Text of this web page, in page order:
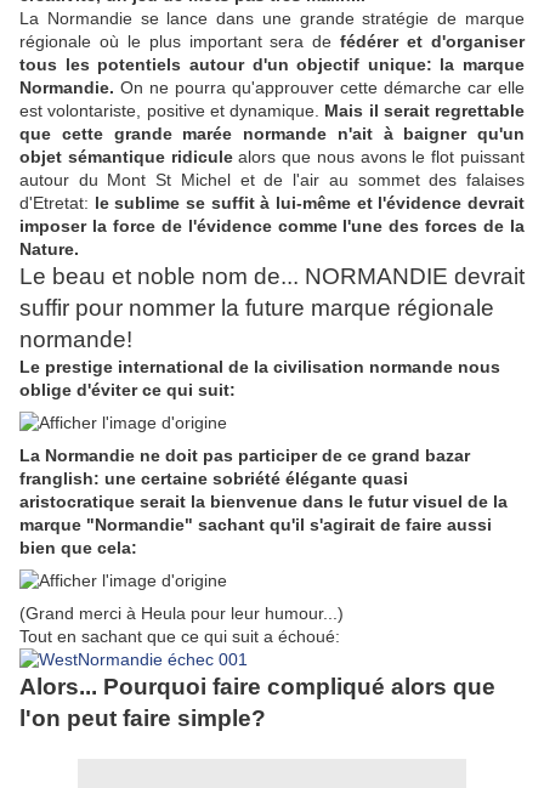
La Normandie se lance dans une grande stratégie de marque
régionale où le plus important sera defédérer et d'organiser
tous les potentiels autour d'un objectif unique: la marque
Normandie. On ne pourra qu'approuver cette démarche car elle
est volontariste, positive et dynamique. Mais il serait regrettable
que cette grande marée normande n'ait à baigner qu'un
objet sémantique ridiculealors que nous avons le flot puissant
autour du Mont St Michel et de l'air au sommet des falaises
d'Etretat: le sublime se suffit à lui-même et l'évidence devrait
imposer la force de l'évidence comme l'une des forces de la
Nature.
Le beau et noble nom de... NORMANDIE devrait
suffir pour nommer la future marque régionale
normande!
Le prestige international de la civilisation normande nous
oblige d'éviter ce qui suit:
La Normandie ne doit pas participer de ce grand bazar
franglish: une certaine sobriété élégante quasi
aristocratique serait la bienvenue dans le futur visuel de la
marque "Normandie" sachant qu'il s'agirait de faire aussi
bien que cela:
(Grand merci à Heula pour leur humour...)
Tout en sachant que ce qui suit a échoué:
Alors... Pourquoi faire compliqué alors que
l'on peut faire simple?